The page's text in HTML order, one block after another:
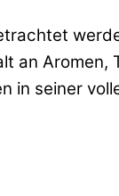
an
in seiner